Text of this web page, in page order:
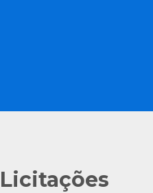
Licitações